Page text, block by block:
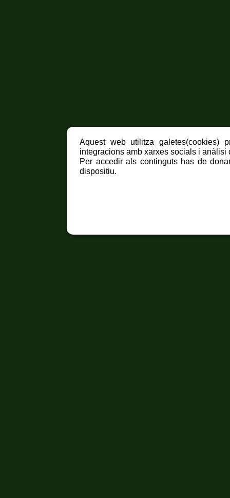
Aquest web utilitza galetes(cookies)
integracions amb xarxes socials i anàlisi
Per accedir als continguts has de
dispositiu.